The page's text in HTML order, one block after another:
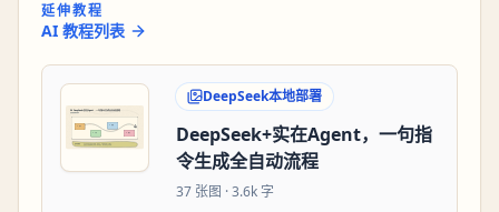
延伸教程
AI 教程列表
DeepSeek本地部署
DeepSeek+实在Agent，一句指
令生成全自动流程
37 张图 ·3.6k 字